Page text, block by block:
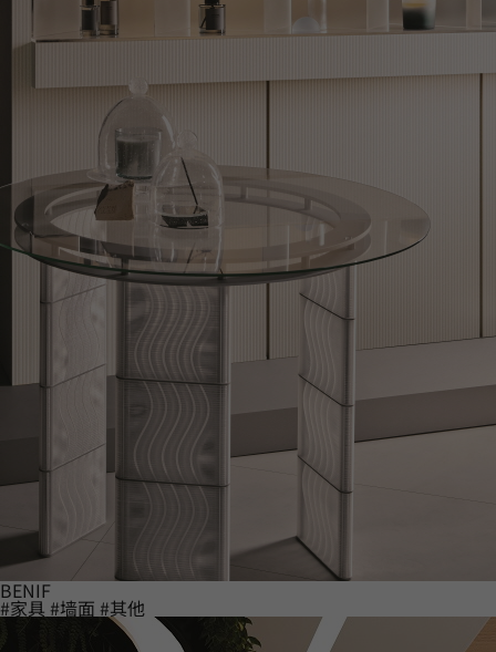
BENIF
#家具 #墙面 #其他